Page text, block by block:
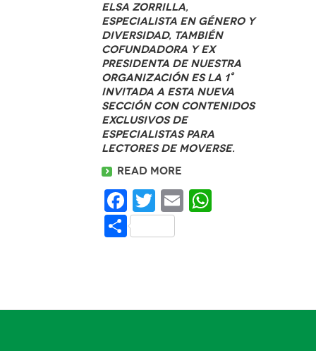
Elsa Zorrilla,
especialista en Género y
Diversidad, también
cofundadora y ex
presidenta de nuestra
organización es la 1°
invitada a esta nueva
sección con contenidos
exclusivos de
especialistas para
lectores de Moverse.
Read more
Facebook
Twitter
Email
Share